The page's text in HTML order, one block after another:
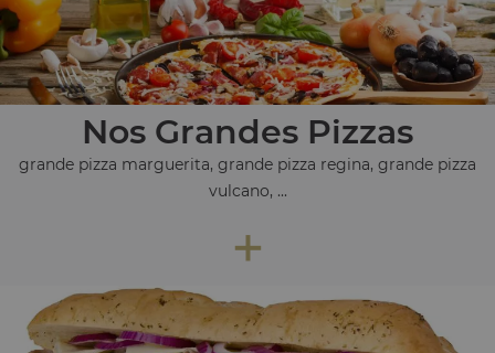
Nos Grandes Pizzas
grande pizza marguerita, grande pizza regina, grande pizza
vulcano, ...
+